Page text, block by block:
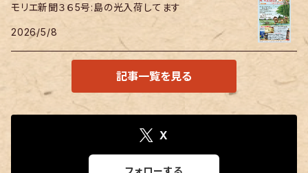
モリエ新聞３６5号:島の光入荷してます
2026/5/8
記事一覧を見る
X
フォローする